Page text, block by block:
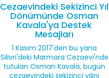
Cezaevindeki Sekizinci Yıl
Dönümünde Osman
Kavala'ya Destek
Mesajları
1 Kasım 2017'den bu yana
Silivri'deki Marmara Cezaevi'nde
tutulan Osman Kavala, bugün
cezaevindeki sekizinci yılını